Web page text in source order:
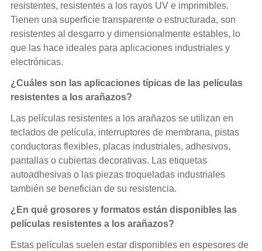
resistentes, resistentes a los rayos UV e imprimibles.
Tienen una superficie transparente o estructurada, son
resistentes al desgarro y dimensionalmente estables, lo
que las hace ideales para aplicaciones industriales y
electrónicas.
¿Cuáles son las aplicaciones típicas de las películas
resistentes a los arañazos?
Las películas resistentes a los arañazos se utilizan en
teclados de película, interruptores de membrana, pistas
conductoras flexibles, placas industriales, adhesivos,
pantallas o cubiertas decorativas. Las etiquetas
autoadhesivas o las piezas troqueladas industriales
también se benefician de su resistencia.
¿En qué grosores y formatos están disponibles las
películas resistentes a los arañazos?
Estas películas suelen estar disponibles en espesores de